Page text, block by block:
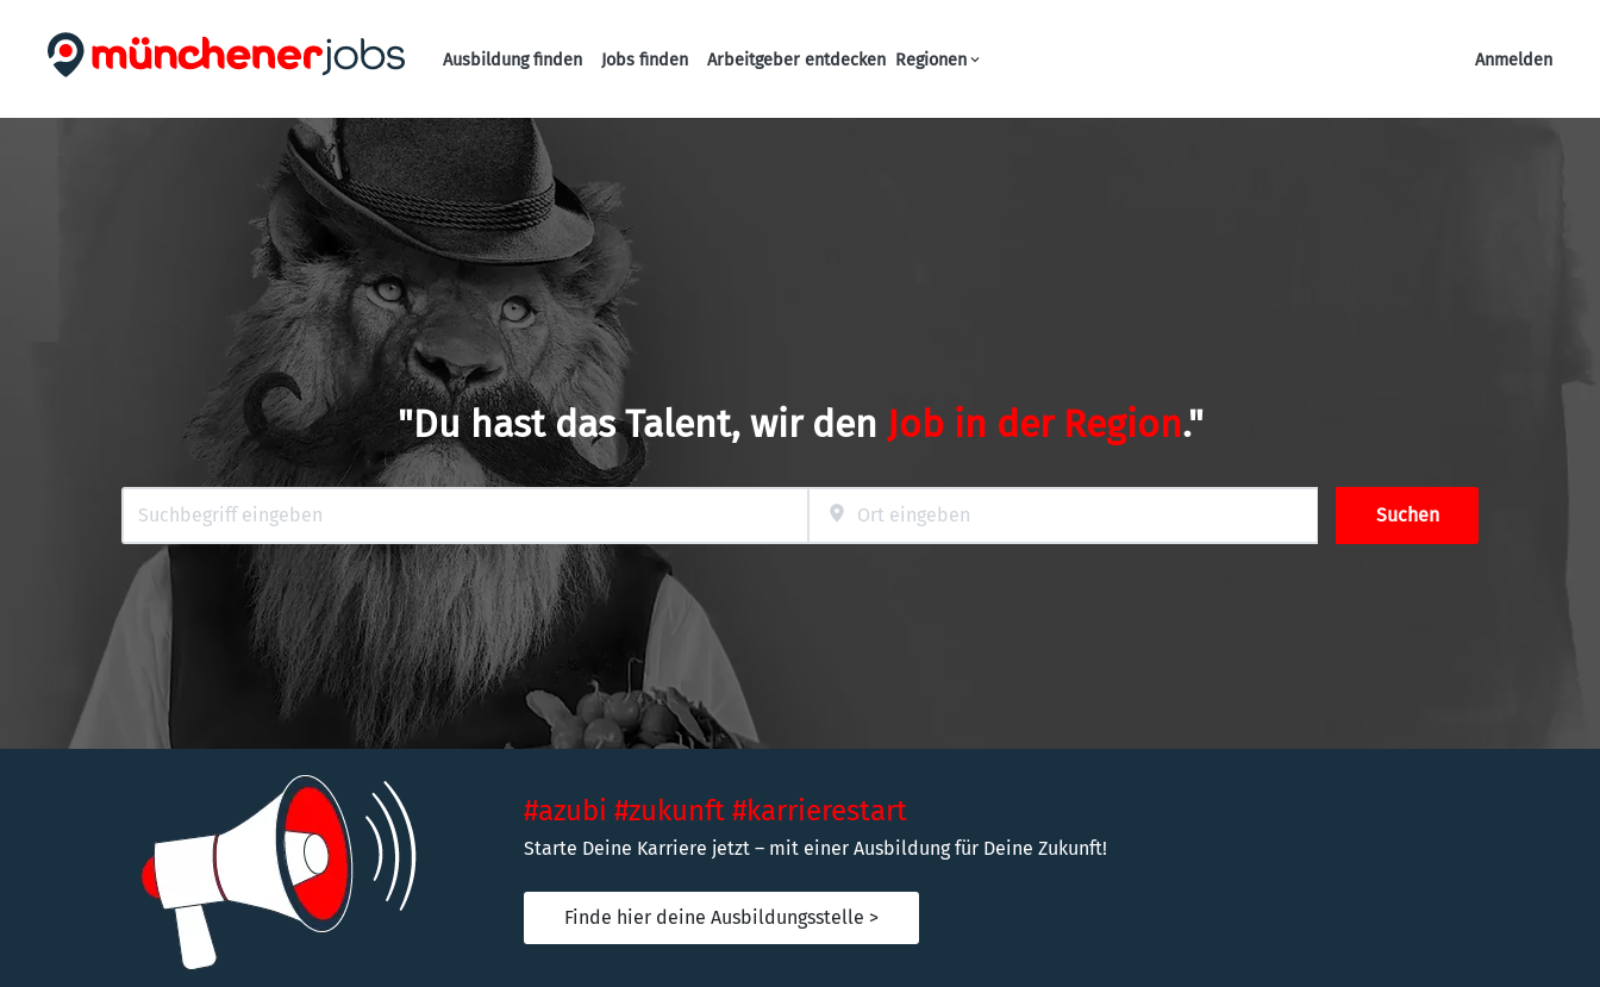
Haupt-Navigation
Ausbildung finden Jobs finden Arbeitgeber entdecken Regionen Anmelden
"Du hast das Talent, wir den Job in der Region."
Suchen
#azubi #zukunft #karrierestart
Starte Deine Karriere jetzt – mit einer Ausbildung für Deine Zukunft!
Finde hier deine Ausbildungsstelle >